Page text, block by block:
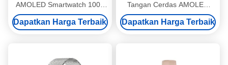
AMOLED Smartwatch 100+
Mode Olahraga Smart Watch
Kesehatan Pemantauan
Dapatkan Harga Terbaik
Tangan Cerdas AMOLED
Tampilan Cerdas Cerdas
Wanita
Dapatkan Harga Terbaik